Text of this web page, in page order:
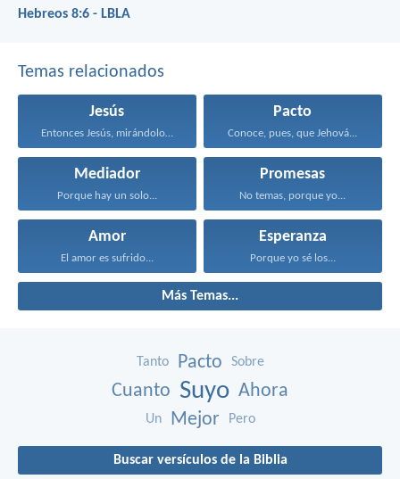
Hebreos 8:6 - LBLA
Temas relacionados
Jesús
Entonces Jesús, mirándolos, dijo...
Pacto
Conoce, pues, que Jehová...
Mediador
Porque hay un solo...
Promesas
No temas, porque yo...
Amor
El amor es sufrido...
Esperanza
Porque yo sé los...
Más Temas...
Tanto Pacto Sobre
Cuanto Suyo Ahora
Un Mejor Pero
Buscar versículos de la Biblia